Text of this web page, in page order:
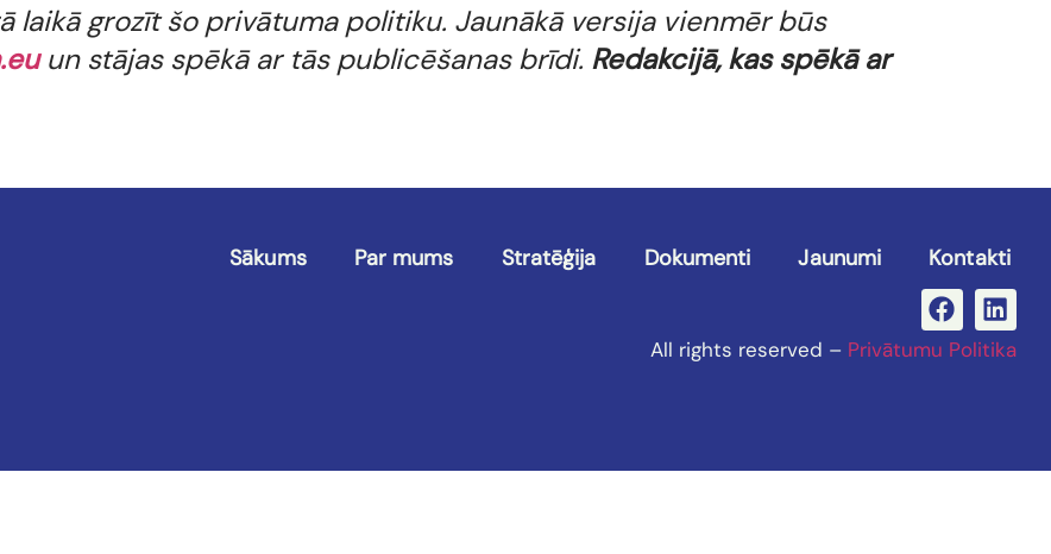
laikā grozīt šo privātuma politiku. Jaunākā versija vienmēr būs
un stājas spēkā ar tās publicēšanas brīdi. Redakcijā, kas spēkā ar
Sākums Par mums Stratēģija Dokumenti Jaunumi Kontakti
All rights reserved – Privātumu Politika